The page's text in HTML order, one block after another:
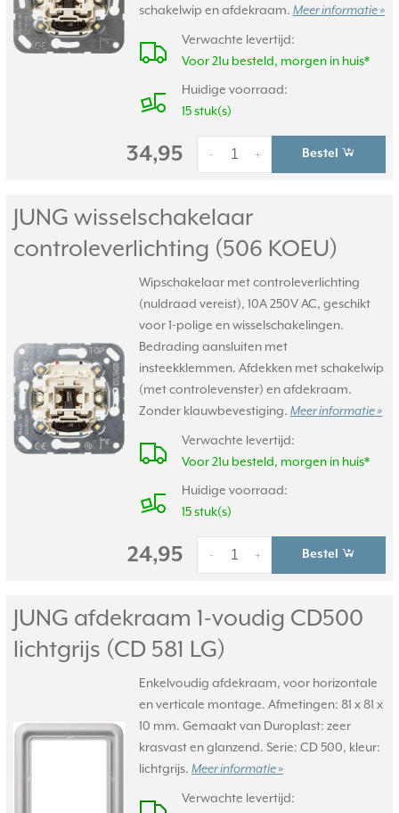
schakelwip en afdekraam. Meer informatie »
Verwachte levertijd:
Voor 21u besteld, morgen in huis*
Huidige voorraad:
15 stuk(s)
34,95 +
- Bestel
JUNG wisselschakelaar
controleverlichting (506 KOEU)
Wipschakelaar met controleverlichting
(nuldraad vereist), 10A 250V AC, geschikt
voor 1-polige en wisselschakelingen.
Bedrading aansluiten met
insteekklemmen. Afdekken met schakelwip
(met controlevenster) en afdekraam.
Zonder klauwbevestiging. Meer informatie »
Verwachte levertijd:
Voor 21u besteld, morgen in huis*
Huidige voorraad:
15 stuk(s)
24,95 +
- Bestel
JUNG afdekraam 1-voudig CD500
lichtgrijs (CD 581 LG)
Enkelvoudig afdekraam, voor horizontale
en verticale montage. Afmetingen: 81 x 81 x
10 mm. Gemaakt van Duroplast: zeer
krasvast en glanzend. Serie: CD 500, kleur:
lichtgrijs. Meer informatie »
Verwachte levertijd: